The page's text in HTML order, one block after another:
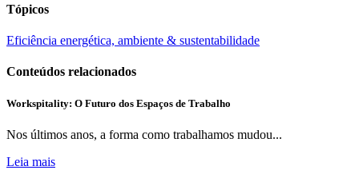
Tópicos
Eficiência energética, ambiente & sustentabilidade
Conteúdos relacionados
Workspitality: O Futuro dos Espaços de Trabalho
Nos últimos anos, a forma como trabalhamos mudou...
Leia mais